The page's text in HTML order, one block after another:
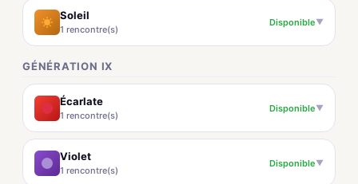
Soleil
1 rencontre(s)
Disponible▼
GÉNÉRATION IX
Écarlate
1 rencontre(s)
Disponible▼
Violet
1 rencontre(s)
Disponible▼